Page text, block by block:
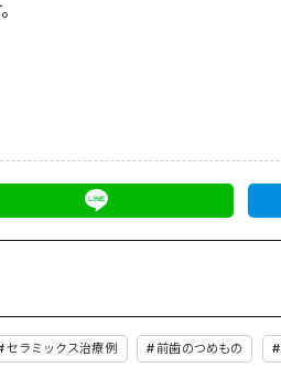
セラミックス治療例 前歯のつめもの